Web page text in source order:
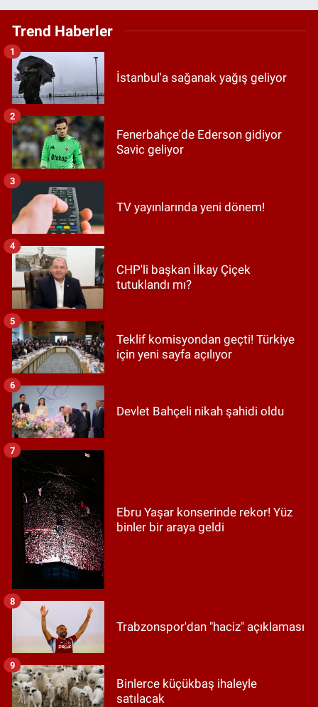
Trend Haberler
İstanbul'a sağanak yağış geliyor
1
Fenerbahçe'de Ederson gidiyor
Savic geliyor
2
TV yayınlarında yeni dönem!
3
CHP'li başkan İlkay Çiçek
tutuklandı mı?
4
Teklif komisyondan geçti! Türkiye
için yeni sayfa açılıyor
5
Devlet Bahçeli nikah şahidi oldu
6
Ebru Yaşar konserinde rekor! Yüz
binler bir araya geldi
7
Trabzonspor'dan "haciz" açıklaması
8
Binlerce küçükbaş ihaleyle
satılacak
9